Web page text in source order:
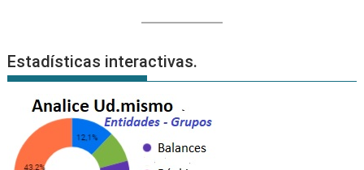
Estadísticas interactivas.